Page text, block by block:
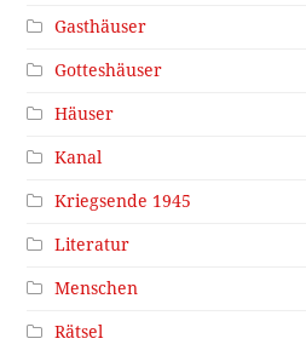
Gasthäuser
Gotteshäuser
Häuser
Kanal
Kriegsende 1945
Literatur
Menschen
Rätsel